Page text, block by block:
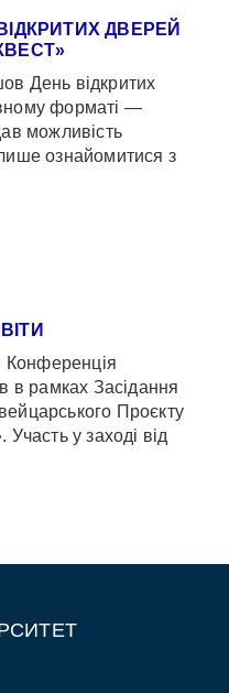
ДВЕРЕЙ
День відкритих
форматі —
можливість
ознайомитися з
Конференція
в рамках Засідання
Проєкту
у заході від